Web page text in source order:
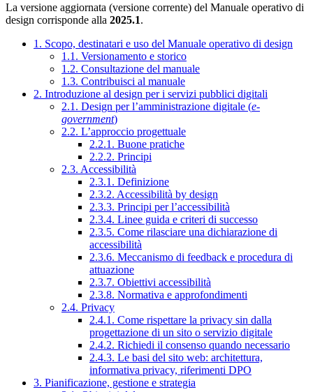
La versione aggiornata (versione corrente) del Manuale operativo di
design corrisponde alla 2025.1.
1. Scopo, destinatari e uso del Manuale operativo di design
1.1. Versionamento e storico
1.2. Consultazione del manuale
1.3. Contribuisci al manuale
2. Introduzione al design per i servizi pubblici digitali
2.1. Design per l’amministrazione digitale (e-
government)
2.2. L’approccio progettuale
2.2.1. Buone pratiche
2.2.2. Principi
2.3. Accessibilità
2.3.1. Definizione
2.3.2. Accessibilità by design
2.3.3. Principi per l’accessibilità
2.3.4. Linee guida e criteri di successo
2.3.5. Come rilasciare una dichiarazione di
accessibilità
2.3.6. Meccanismo di feedback e procedura di
attuazione
2.3.7. Obiettivi accessibilità
2.3.8. Normativa e approfondimenti
2.4. Privacy
2.4.1. Come rispettare la privacy sin dalla
progettazione di un sito o servizio digitale
2.4.2. Richiedi il consenso quando necessario
2.4.3. Le basi del sito web: architettura,
informativa privacy, riferimenti DPO
3. Pianificazione, gestione e strategia